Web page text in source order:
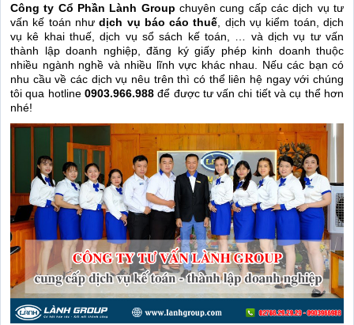
Công ty Cổ Phần Lành Group chuyên cung cấp các dịch vụ tư
vấn kế toán nhưdịch vụ báo cáo thuế , dịch vụ kiểm toán, dịch
vụ kê khai thuế, dịch vụ sổ sách kế toán, … và dịch vụ tư vấn
thành lập doanh nghiệp, đăng ký giấy phép kinh doanh thuộc
nhiều ngành nghề và nhiều lĩnh vực khác nhau. Nếu các bạn có
nhu cầu về các dịch vụ nêu trên thì có thể liên hệ ngay với chúng
tôi qua hotline 0903.966.988để được tư vấn chi tiết và cụ thể hơn
nhé!